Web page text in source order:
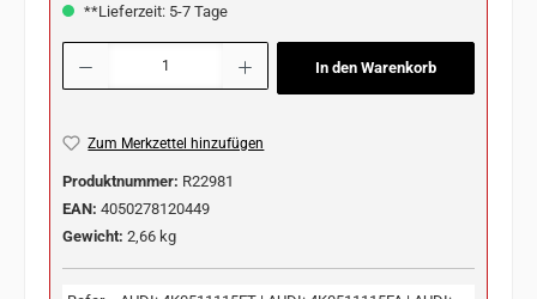
**Lieferzeit: 5-7 Tage
Produkt Anzahl: Gib den gewünschten Wert ein oder benutze die Schaltflächen
In den Warenkorb
Zum Merkzettel hinzufügen
Produktnummer: R22981
EAN: 4050278120449
Gewicht: 2,66 kg